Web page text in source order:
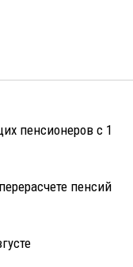
пенсионеров с 1
пенсий